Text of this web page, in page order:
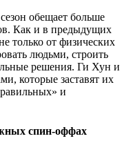
обещает больше
Как и в предыдущих
только от физических
людьми, строить
решения. Ги Хун и
которые заставят их
и
спин-оффах